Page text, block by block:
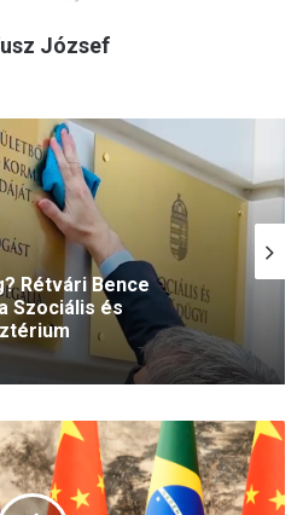
József
Rétvári Bence
Szociális és